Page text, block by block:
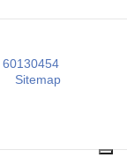
60130454
Sitemap